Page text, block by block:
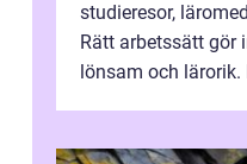
studieresor,
Rätt arbetssätt gör
lönsam och lärorik.